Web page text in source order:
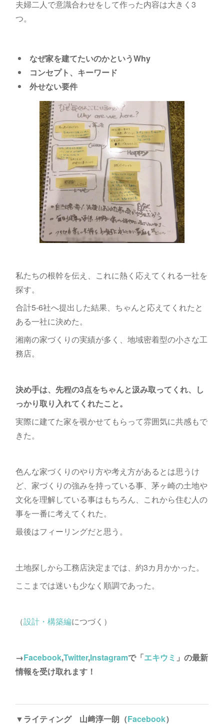
夫婦二人で意識合わせをして作った内容は大きく3
つ。
なぜ家を建てたいのかというWhy
コンセプト、キーワード
外せない要件
私たちの根幹を伝え、これに熱く応えてくれる一社を
探す。
合計5-6社へ提出した結果、ちゃんと応えてくれたと
ある一社に決めた。
湘南の家づくりの実績が多く、地域密着型の小さな工
務店。
決め手は、先程の3点をちゃんと汲み取ってくれ、し
っかり取り入れてくれたこと。
実際に建てた家を覗かせてもらって雰囲気に共感もで
きた。
色んな家づくりのやり方や考え方があるとは思うけ
ど、家づくりの強みを持っている事、茅ヶ崎の土地や
文化を理解している事はもちろん、これから住む人の
事を一番に考えてくれた。
最後はフィーリングだと思う。
土地探しから工務店決定までは、約3カ月かかった。
ここまでは迷いも少なく順調であった。
（設計・構築編につづく）
→Facebook,Twitter,Instagramで「エキウミ 」の最新
情報を受け取れます！
▼ライティング 山﨑淳一朗（Facebook）